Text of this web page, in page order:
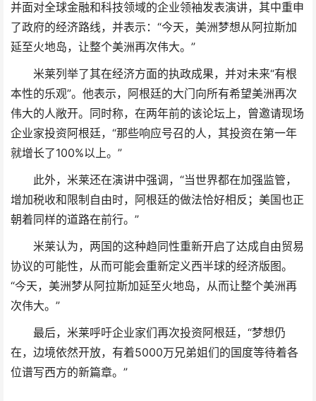
并面对全球金融和科技领域的企业领袖发表演讲，其中重申
了政府的经济路线，并表示：“今天，美洲梦想从阿拉斯加
延至火地岛，让整个美洲再次伟大。”
米莱列举了其在经济方面的执政成果，并对未来“有根
本性的乐观”。他表示，阿根廷的大门向所有希望美洲再次
伟大的人敞开。同时称，在两年前的该论坛上，曾邀请现场
企业家投资阿根廷，“那些响应号召的人，其投资在第一年
就增长了100%以上。”
此外，米莱还在演讲中强调，“当世界都在加强监管，
增加税收和限制自由时，阿根廷的做法恰好相反；美国也正
朝着同样的道路在前行。”
米莱认为，两国的这种趋同性重新开启了达成自由贸易
协议的可能性，从而可能会重新定义西半球的经济版图。
“今天，美洲梦从阿拉斯加延至火地岛，从而让整个美洲再
次伟大。”
最后，米莱呼吁企业家们再次投资阿根廷，“梦想仍
在，边境依然开放，有着5000万兄弟姐们的国度等待着各
位谱写西方的新篇章。”